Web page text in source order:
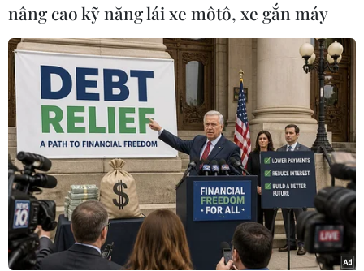
điều hành McMillon trong năm
2023 đạt hơn 26,9 triệu USD, tăng
1,6 triệu USD so với năm trước và
cao gấp 976 lần so với mức
lương trung bình của nhân viên
Walmart.
(TTXVN/Vietnam+)
nâng cao kỹ năng lái xe môtô, xe gắn máy